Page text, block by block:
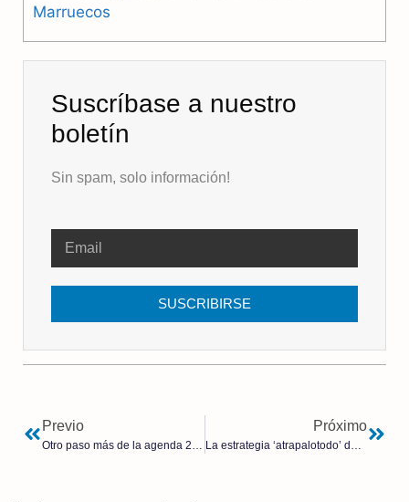
Marruecos
Suscríbase a nuestro
boletín
Sin spam, solo información!
SUSCRIBIRSE
Previo Próximo